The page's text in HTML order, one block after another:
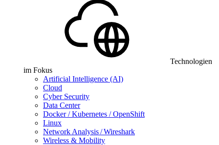
Technologien
im Fokus
Artificial Intelligence (AI)
Cloud
Cyber Security
Data Center
Docker / Kubernetes / OpenShift
Linux
Network Analysis / Wireshark
Wireless & Mobility